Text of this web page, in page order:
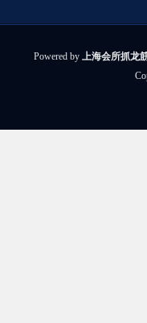
Powered by 上海会所抓龙